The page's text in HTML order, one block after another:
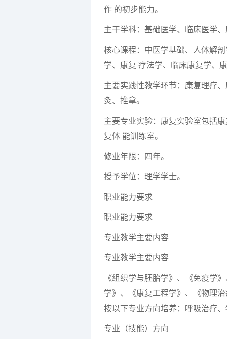
作 的初步能力。
主干学科：基础医学、临床医学
核心课程：中医学基础、人体解
学、康复 疗法学、临床康复学、
主要实践性教学环节：康复理疗
灸、推拿。
主要专业实验：康复实验室包括
复体 能训练室。
修业年限：四年。
授予学位：理学学士。
职业能力要求
职业能力要求
专业教学主要内容
专业教学主要内容
《组织学与胚胎学》、《免疫学
学》、《康复工程学》、《物理
按以下专业方向培养：呼吸治疗
专业（技能）方向